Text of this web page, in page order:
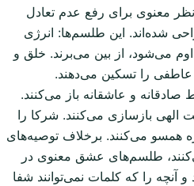
معنوی برای رفع عدم تعادل
شده‌اند. این طلسم‌ها: انرژی
می‌شود، از بین می‌برند. خلق و
عاطفی را تسکین می‌دهند.
صادقانه و عاشقانه باز می‌کنند.
الهی بازسازی می‌کنند. شرکا را
می‌کنند. برخلاف توصیه‌های
طلسم‌های عشق معنوی در
را که کلمات نمی‌توانند شفا